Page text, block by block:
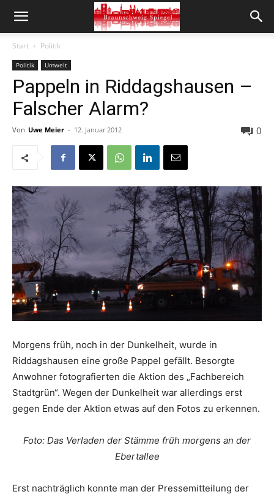
Start Politik
Politik Umwelt
Pappeln in Riddagshausen –
Falscher Alarm?
Von Uwe Meier - 12. Januar 2012 0
Morgens früh, noch in der Dunkelheit, wurde in
Riddagshausen eine große Pappel gefällt. Besorgte
Anwohner fotografierten die Aktion des „Fachbereich
Stadtgrün“. Wegen der Dunkelheit war allerdings erst
gegen Ende der Aktion etwas auf den Fotos zu erkennen.
Foto: Das Verladen der Stämme früh morgens an der
Ebertallee
Erst nachträglich konnte man der Pressemitteilung der